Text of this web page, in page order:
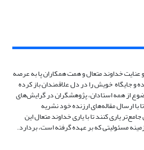
عنایت خداوند متعال و همت همکاران پا به عرصه‌
و جایگاه خویش را در دل علاقمندان باز کرده
از همه استادان، پژوهشگران در گرایش‌های
ارسال مقاله‌های ارزنده‌ خود نشریه‌
یاری کنند تا با یاری خداوند متعال این
مسئولیتی که بر عهده گرفته است، بردارد.